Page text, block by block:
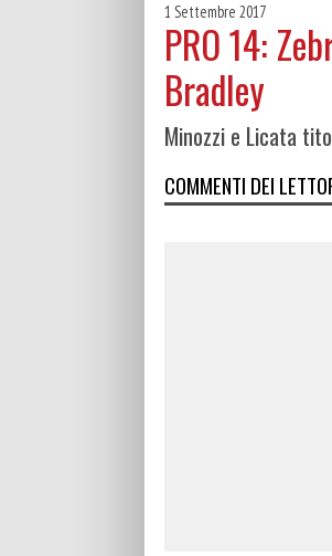
1 Settembre 2017
PRO 14:
Bradley
Minozzi e Licata
COMMENTI DEI